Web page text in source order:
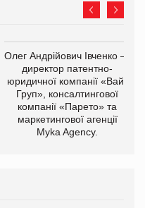
Олег Андрійович Івченко —
директор патентно-
юридичної компанії «Вайз
Груп», консалтингової
компанії «Парето» та
маркетингової агенції
Myka Agency.